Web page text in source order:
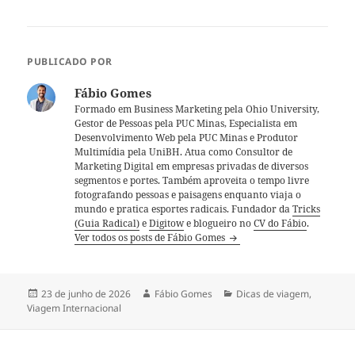
PUBLICADO POR
Fábio Gomes
Formado em Business Marketing pela Ohio University,
Gestor de Pessoas pela PUC Minas, Especialista em
Desenvolvimento Web pela PUC Minas e Produtor
Multimídia pela UniBH. Atua como Consultor de
Marketing Digital em empresas privadas de diversos
segmentos e portes. Também aproveita o tempo livre
fotografando pessoas e paisagens enquanto viaja o
mundo e pratica esportes radicais. Fundador daTricks
(Guia Radical)eDigitowe blogueiro noCV do Fábio.
Ver todos os posts de Fábio Gomes
Publicado
em
23 de junho de 2026 Autor
Fábio Gomes Categorias
Dicas de viagem,
Viagem Internacional